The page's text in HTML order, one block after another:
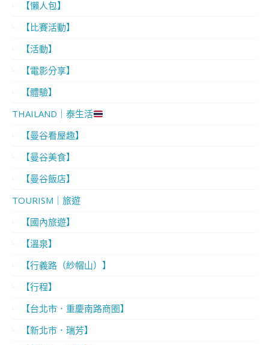
【懶人包】
【比賽活動】
【活動】
【電影分享】
【體驗】
THAILAND｜泰生活
【曼谷看屋趣】
【曼谷美食】
【曼谷飯店】
TOURISM｜旅遊
【國內旅遊】
【溫泉】
【行義路（紗帽山）】
【行程】
【台北市．重慶南路商圈】
【新北市．瑞芳】